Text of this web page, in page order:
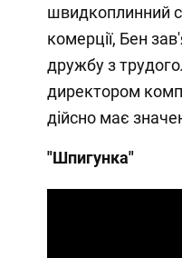
швидкоплинний
комерції, Бен
дружбу з
директором
дійсно має
"Шпигунка"